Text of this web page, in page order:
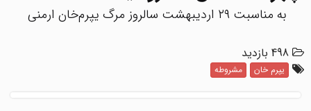
به مناسبت ۲۹ اردیبهشت سالروز مرگ یپرم‌خان ارمنی
498 بازدید
یپرم خان مشروطه